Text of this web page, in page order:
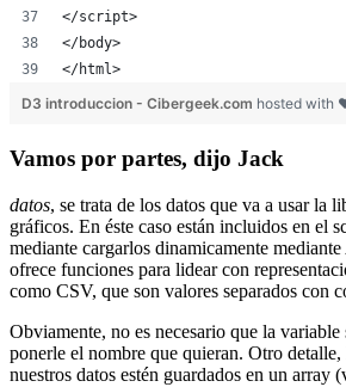
</script>
</body>
</html>
D3 introduccion - Cibergeek.com hosted with
Vamos por partes, dijo Jack
datos, se trata de los datos que va a usar la
gráficos. En éste caso están incluidos en el
mediante cargarlos dinamicamente
ofrece funciones para lidear con
como CSV, que son valores separados con
Obviamente, no es necesario que la variable
ponerle el nombre que quieran. Otro
nuestros datos estén guardados en un array